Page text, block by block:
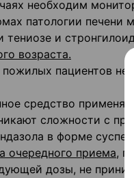
необходим
патологии печени
тениозе и
возраста.
пациентов
средство
сложности с
в форме
очередного приема,
дозы, не